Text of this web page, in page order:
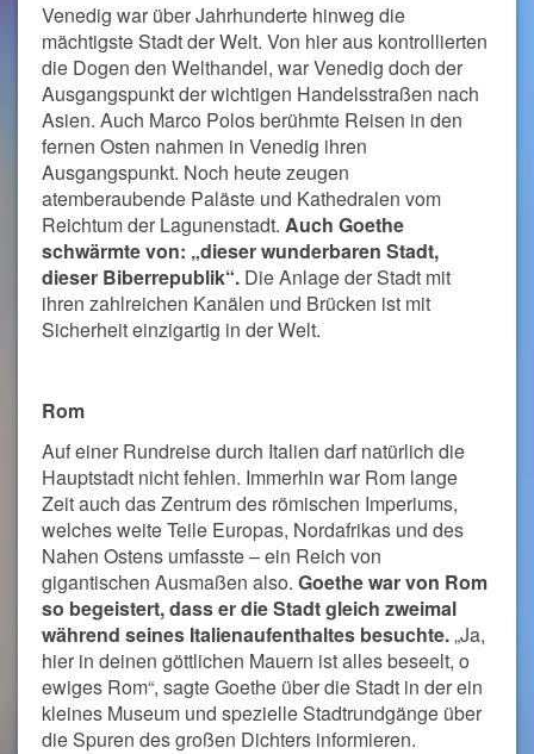
Venedig war über Jahrhunderte hinweg die
mächtigste Stadt der Welt. Von hier aus kontrollierten
die Dogen den Welthandel, war Venedig doch der
Ausgangspunkt der wichtigen Handelsstraßen nach
Asien. Auch Marco Polos berühmte Reisen in den
fernen Osten nahmen in Venedig ihren
Ausgangspunkt. Noch heute zeugen
atemberaubende Paläste und Kathedralen vom
Reichtum der Lagunenstadt. Auch Goethe
schwärmte von: „dieser wunderbaren Stadt,
dieser Biberrepublik“. Die Anlage der Stadt mit
ihren zahlreichen Kanälen und Brücken ist mit
Sicherheit einzigartig in der Welt.
Rom
Auf einer Rundreise durch Italien darf natürlich die
Hauptstadt nicht fehlen. Immerhin war Rom lange
Zeit auch das Zentrum des römischen Imperiums,
welches weite Teile Europas, Nordafrikas und des
Nahen Ostens umfasste – ein Reich von
gigantischen Ausmaßen also. Goethe war von Rom
so begeistert, dass er die Stadt gleich zweimal
während seines Italienaufenthaltes besuchte.„Ja,
hier in deinen göttlichen Mauern ist alles beseelt, o
ewiges Rom“, sagte Goethe über die Stadt in der ein
kleines Museum und spezielle Stadtrundgänge über
die Spuren des großen Dichters informieren.